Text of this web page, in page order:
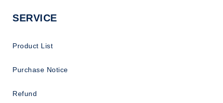
SERVICE
Product List
Purchase Notice
Refund